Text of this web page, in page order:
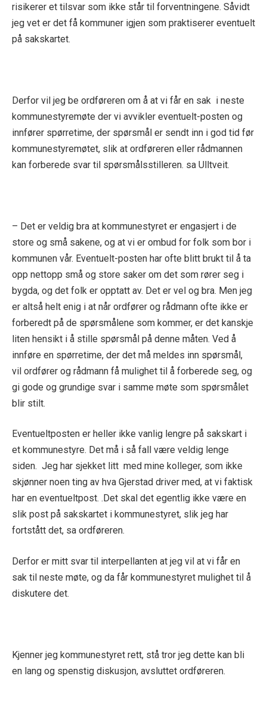
risikerer et tilsvar som ikke står til forventningene. Såvidt
jeg vet er det få kommuner igjen som praktiserer eventuelt
på sakskartet.
Derfor vil jeg be ordføreren om å at vi får en sak i neste
kommunestyremøte der vi avvikler eventuelt-posten og
innfører spørretime, der spørsmål er sendt inn i god tid før
kommunestyremøtet, slik at ordføreren eller rådmannen
kan forberede svar til spørsmålsstilleren. sa Ulltveit.
– Det er veldig bra at kommunestyret er engasjert i de
store og små sakene, og at vi er ombud for folk som bor i
kommunen vår. Eventuelt-posten har ofte blitt brukt til å ta
opp nettopp små og store saker om det som rører seg i
bygda, og det folk er opptatt av. Det er vel og bra. Men jeg
er altså helt enig i at når ordfører og rådmann ofte ikke er
forberedt på de spørsmålene som kommer, er det kanskje
liten hensikt i å stille spørsmål på denne måten. Ved å
innføre en spørretime, der det må meldes inn spørsmål,
vil ordfører og rådmann få mulighet til å forberede seg, og
gi gode og grundige svar i samme møte som spørsmålet
blir stilt.
Eventueltposten er heller ikke vanlig lengre på sakskart i
et kommunestyre. Det må i så fall være veldig lenge
siden. Jeg har sjekket litt med mine kolleger, som ikke
skjønner noen ting av hva Gjerstad driver med, at vi faktisk
har en eventueltpost. .Det skal det egentlig ikke være en
slik post på sakskartet i kommunestyret, slik jeg har
fortstått det, sa ordføreren.
Derfor er mitt svar til interpellanten at jeg vil at vi får en
sak til neste møte, og da får kommunestyret mulighet til å
diskutere det.
Kjenner jeg kommunestyret rett, stå tror jeg dette kan bli
en lang og spenstig diskusjon, avsluttet ordføreren.